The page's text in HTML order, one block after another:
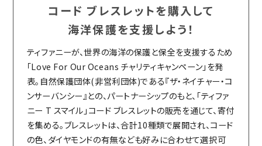
コード ブレスレットを購入して
海洋保護を支援しよう！
ティファニーが、世界の海洋の保護と保全を支援するため
「Love For Our Oceans チャリティキャンペーン」を発
表。自然保護団体(非営利団体)である『ザ・ネイチャー・コ
ンサーバンシー』との、パートナーシップのもと、「ティファ
ニー T スマイル」コード ブレスレットの販売を通じて、寄付
を集める。ブレスレットは、合計10種類で展開され、コード
の色、ダイヤモンドの有無なども好みに合わせて選択可